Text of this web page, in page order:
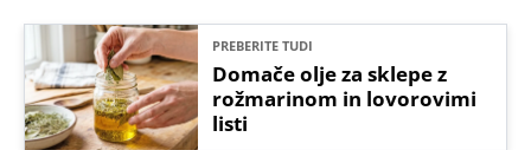
PREBERITE TUDI
Domače olje za sklepe z
rožmarinom in lovorovimi
listi